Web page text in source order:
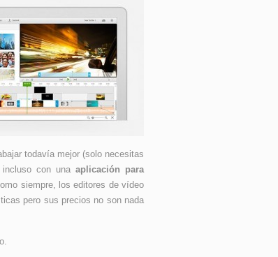
todavía mejor (solo necesitas
con una aplicación para
siempre, los editores de vídeo
pero sus precios no son nada